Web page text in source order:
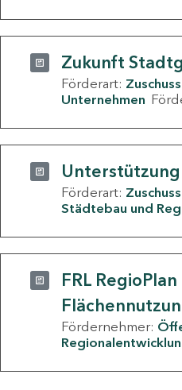
Zukunft
Förderart: Zuschuss
Unternehmen
Förderart: Zuschuss
Städtebau und
FRL
Fördernehmer: